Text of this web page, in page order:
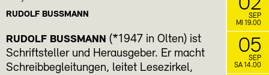
RUDOLF BUSSMANN
RUDOLF BUSSMANN (*1947 in Olten) ist
Schriftsteller und Herausgeber. Er macht
Schreibbegleitungen, leitet Lesezirkel,
SEP
MI 19.00
05
SEP
SA 14.00